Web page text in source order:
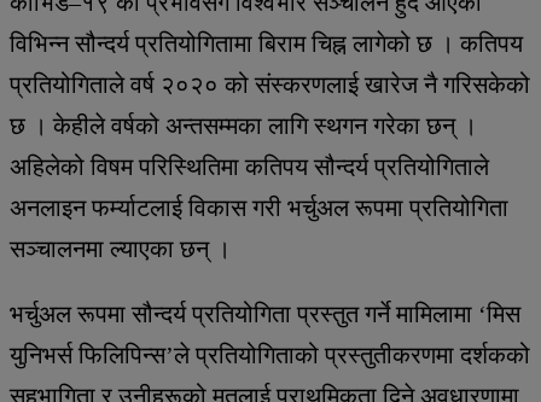
विभिन्न सौन्दर्य प्रतियोगितामा बिराम चिह्न लागेको छ । कतिपय
प्रतियोगिताले वर्ष २०२० को संस्करणलाई खारेज नै गरिसकेको
छ । केहीले वर्षको अन्तसम्मका लागि स्थगन गरेका छन् ।
अहिलेको विषम परिस्थितिमा कतिपय सौन्दर्य प्रतियोगिताले
अनलाइन फर्म्याटलाई विकास गरी भर्चुअल रूपमा प्रतियोगिता
सञ्चालनमा ल्याएका छन् ।
भर्चुअल रूपमा सौन्दर्य प्रतियोगिता प्रस्तुत गर्ने मामिलामा ‘मिस
युनिभर्स फिलिपिन्स’ले प्रतियोगिताको प्रस्तुतीकरणमा दर्शकको
सहभागिता र उनीहरूको मतलाई प्राथमिकता दिने अवधारणामा